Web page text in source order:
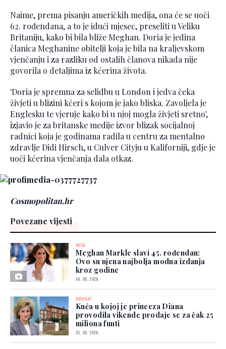
Naime, prema pisanju američkih medija, ona će se uoči
62. rođendana, a to je idući mjesec, preseliti u Veliku
Britaniju, kako bi bila bliže Meghan. Doria je jedina
članica Meghanine obitelji koja je bila na kraljevskom
vjenčanju i za razliku od ostalih članova nikada nije
govorila o detaljima iz kćerina života.
'Doria je spremna za selidbu u London i jedva čeka
živjeti u blizini kćeri s kojom je jako bliska. Zavoljela je
Englesku te vjeruje kako bi u njoj mogla živjeti sretno',
izjavio je za britanske medije izvor blizak socijalnoj
radnici koja je godinama radila u centru za mentalno
zdravlje Didi Hirsch, u Culver Cityju u Kaliforniji, gdje je
uoči kćerina vjenčanja dala otkaz.
Cosmopolitan.hr
Povezane vijesti
MODA
Meghan Markle slavi 45. rođendan:
Ovo su njena najbolja modna izdanja
kroz godine
04. 08. 2026.
AMBIJENT
Kuća u kojoj je princeza Diana
provodila vikende prodaje se za čak 25
miliona funti
03. 08. 2026.